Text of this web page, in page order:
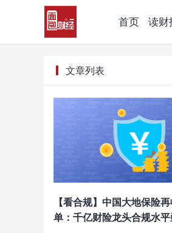
首页 读财
文章列表
【看合规】中国大地保险
单：千亿财险龙头合规水